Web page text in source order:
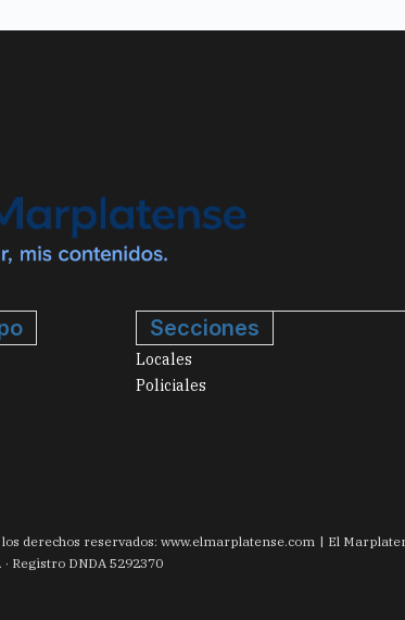
Secciones
Locales
Policiales
los derechos reservados: www.elmarplatense.com El
Registro DNDA 5292370